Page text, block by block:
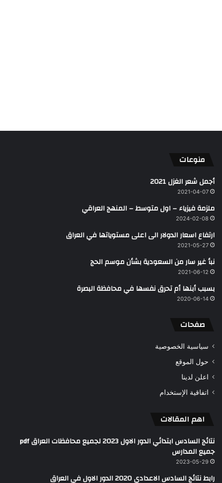
منوعات
أجمل شعر الغزل 2021
2021-04-07
ملزمة فيزياء – اول متوسط – المنهج العراقي
2024-02-08
ارتفاع اسعار الدولار الى اعلى مستوياتها في العراق
2021-05-27
نبأ غير سار من السعودية بشأن موسم الحج
2021-06-12
بسبب أبنها أم تحرق نفسها في محافظة البصرة
2020-06-14
صفحات
سياسية الخصوصية
حول الموقع
اعلن لدينا
اتفاقية الإستخدام
اهم المقالات
نتائج السادس ابتدائي الدور الاول 2023 لجميع محافظات العراق pdf
جميع المدارس
2023-05-29
رابط نتائج السادس الاعدادي 2020 الدور الاول في العراق